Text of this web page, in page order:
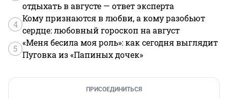
отдыхать в августе — ответ эксперта
4
Кому признаются в любви, а кому разобьют
сердце: любовный гороскоп на август
5
«Меня бесила моя роль»: как сегодня выглядит
Пуговка из «Папиных дочек»
ПРИСОЕДИНИТЬСЯ